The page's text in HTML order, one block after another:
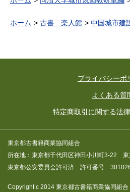
ホーム 古書 楽人館 中国城市建
プライバシーポ
よくある質
特定商取引に関する法
東京都古書籍商業協同組合
所在地：東京都千代田区神田小川町3-22 東
東京都公安委員会許可済 許可番号
Copyright c 2014 東京都古書籍商業協同組